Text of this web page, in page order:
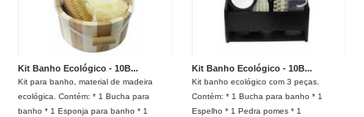
Kit Banho Ecológico - 10B...
Kit para banho, material de madeira
ecológica. Contém: * 1 Bucha para
banho * 1 Esponja para banho * 1
Kit Banho Ecológico - 10B...
Kit banho ecológico com 3 peças.
Contém: * 1 Bucha para banho * 1
Espelho * 1 Pedra pomes * 1